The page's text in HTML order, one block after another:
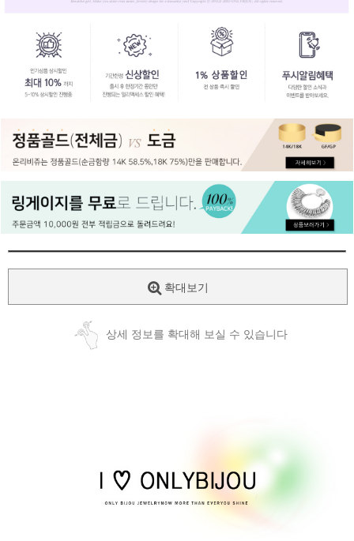
페이코 ID로
PAYCO 바로
확대보기
상세 정보를 확대해 보실 수 있습니다